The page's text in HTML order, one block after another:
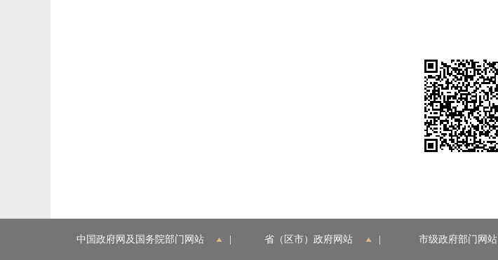
中国政府网及国务院部门网站 省（区市）政府网站 市级政府部门网站